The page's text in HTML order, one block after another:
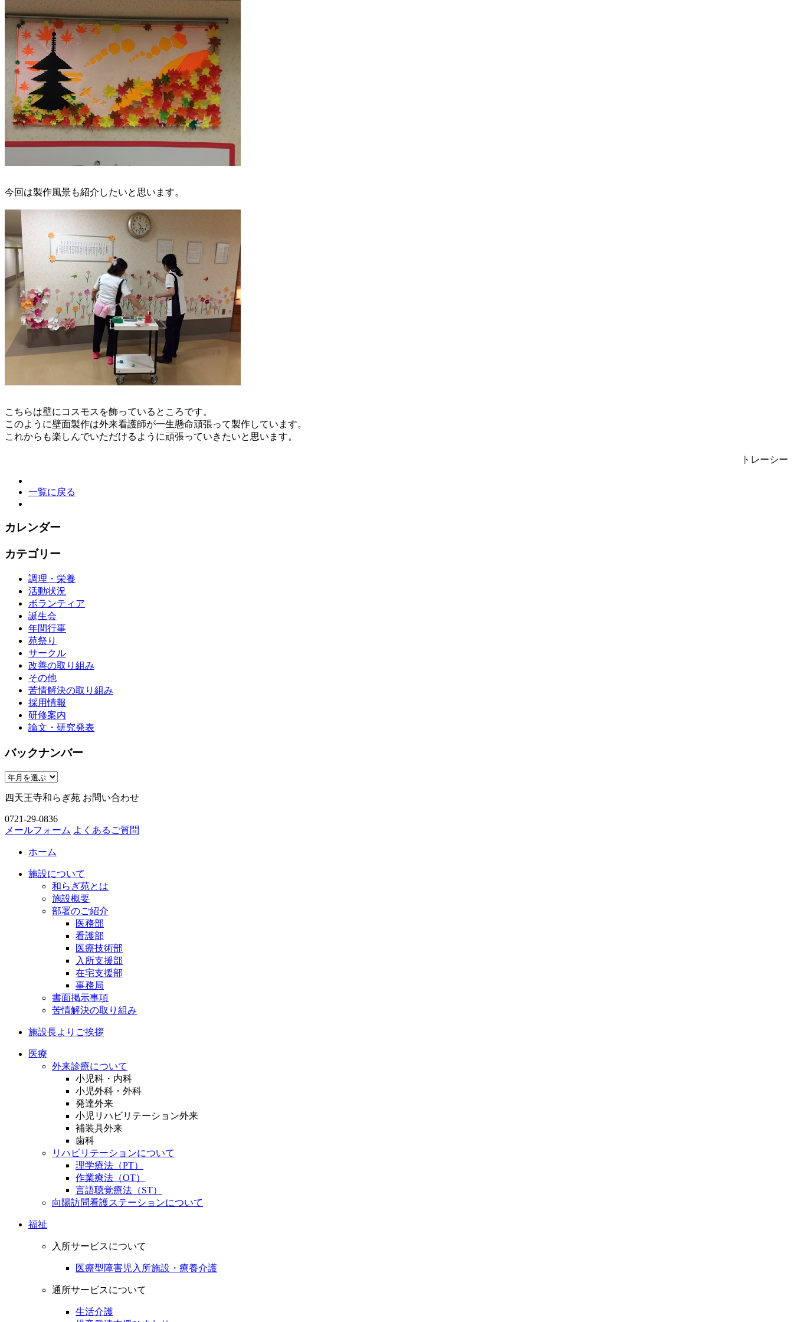
今回は製作風景も紹介したいと思います。
こちらは壁にコスモスを飾っているところです。
このように壁面製作は外来看護師が一生懸命頑張って製作しています。
これからも楽しんでいただけるように頑張っていきたいと思います。
トレーシー
一覧に戻る
カレンダー
カテゴリー
調理・栄養
活動状況
ボランティア
誕生会
年間行事
苑祭り
サークル
改善の取り組み
その他
苦情解決の取り組み
採用情報
研修案内
論文・研究発表
バックナンバー
四天王寺和らぎ苑 お問い合わせ
0721-29-0836
メールフォーム よくあるご質問
ホーム
施設について
和らぎ苑とは
施設概要
部署のご紹介
医務部
看護部
医療技術部
入所支援部
在宅支援部
事務局
書面掲示事項
苦情解決の取り組み
施設長よりご挨拶
医療
外来診療について
小児科・内科
小児外科・外科
発達外来
小児リハビリテーション外来
補装具外来
歯科
リハビリテーションについて
理学療法（PT）
作業療法（OT）
言語聴覚療法（ST）
向陽訪問看護ステーションについて
福祉
入所サービスについて
医療型障害児入所施設・療養介護
通所サービスについて
生活介護